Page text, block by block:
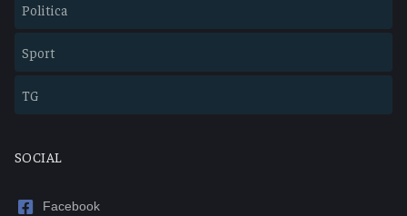
Politica
Sport
TG
SOCIAL
Facebook